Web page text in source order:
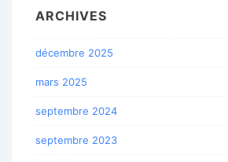
ARCHIVES
décembre 2025
mars 2025
septembre 2024
septembre 2023